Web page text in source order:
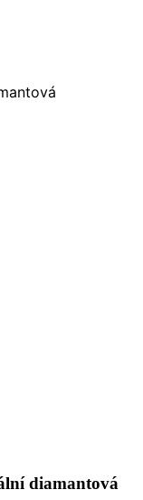
diamantová